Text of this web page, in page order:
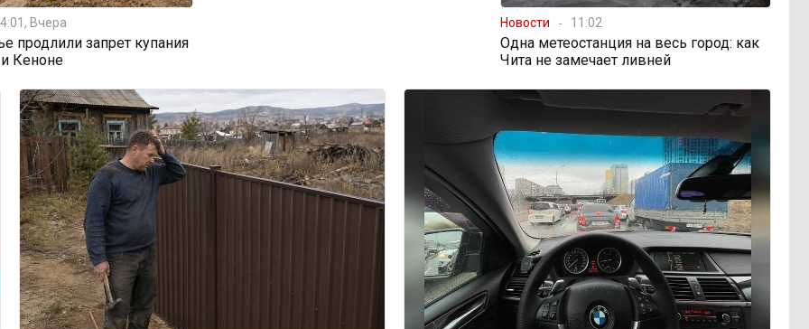
Вчера
продлили запрет купания
Кеноне
Новости 11:02
Одна метеостанция на весь город: как
Чита не замечает ливней